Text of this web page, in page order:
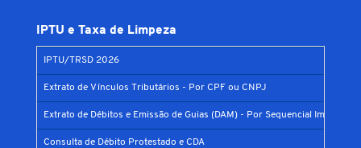
IPTU e Taxa de Limpeza
IPTU/TRSD 2026
Extrato de Vínculos Tributários - Por CPF ou CNPJ
Extrato de Débitos e Emissão de Guias (DAM) - Por Sequencial Imobiliário
Consulta de Débito Protestado e CDA